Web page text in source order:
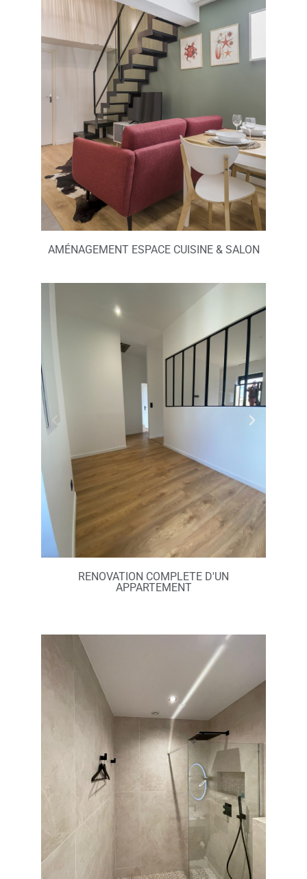
AMÉNAGEMENT ESPACE CUISINE & SALON
RENOVATION COMPLETE D'UN
APPARTEMENT